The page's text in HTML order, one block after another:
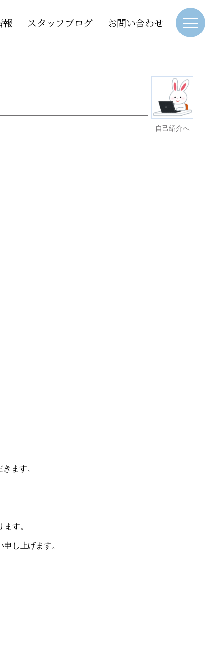
報 スタッフブログ お問い合わせ
自己紹介へ
ます。
す。
し上げます。